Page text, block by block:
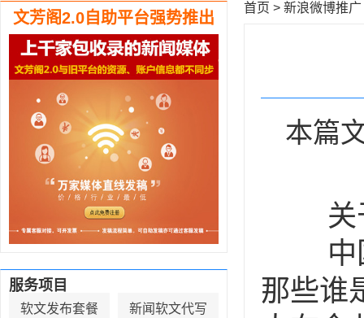
文芳阁2.0自助平台强势推出
服务项目
软文发布套餐 新闻软文代写
首页 > 新浪微博推广
本篇
关于
中国
那些谁